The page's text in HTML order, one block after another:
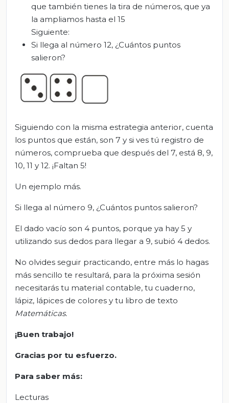
que también tienes la tira de números, que ya
la ampliamos hasta el 15
Siguiente:
Si llega al número 12, ¿Cuántos puntos
salieron?
Siguiendo con la misma estrategia anterior, cuenta
los puntos que están, son 7 y si ves tú registro de
números, comprueba que después del 7, está 8, 9,
10, 11 y 12. ¡Faltan 5!
Un ejemplo más.
Si llega al número 9, ¿Cuántos puntos salieron?
El dado vacío son 4 puntos, porque ya hay 5 y
utilizando sus dedos para llegar a 9, subió 4 dedos.
No olvides seguir practicando, entre más lo hagas
más sencillo te resultará, para la próxima sesión
necesitarás tu material contable, tu cuaderno,
lápiz, lápices de colores y tu libro de texto
Matemáticas.
¡Buen trabajo!
Gracias por tu esfuerzo.
Para saber más:
Lecturas